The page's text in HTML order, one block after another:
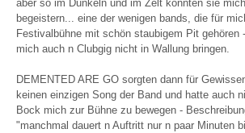
aber so im Dunkeln und im Zelt konnten sie
begeistern... eine der wenigen bands, die für
Festivalbühne mit schön staubigem Pit gehören
mich auch n Clubgig nicht in Wallung bringen.
DEMENTED ARE GO sorgten dann für
keinen einzigen Song der Band und hatte auch
Bock mich zur Bühne zu bewegen -
"manchmal dauert n Auftritt nur n paar Minuten